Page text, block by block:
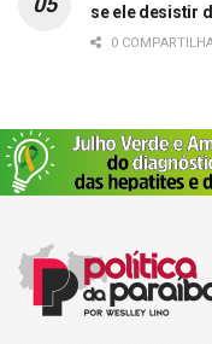
se ele desistir
0